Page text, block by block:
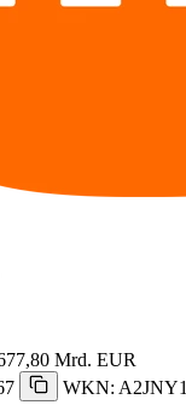
Mrd. EUR
WKN: A2JNY1